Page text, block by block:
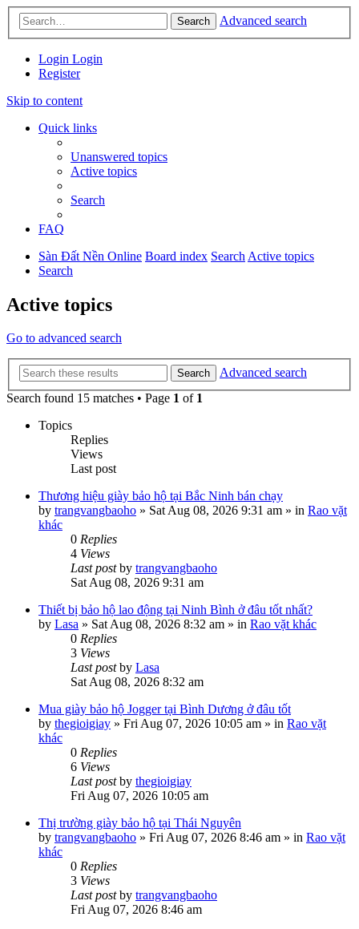
Search Advanced search
Login Login
Register
Skip to content
Quick links
Unanswered topics
Active topics
Search
FAQ
Sàn Đất Nền Online Board index Search Active topics
Search
Active topics
Go to advanced search
Search
Advanced search
Search found 15 matches • Page 1 of 1
Topics
Replies
Views
Last post
Thương hiệu giày bảo hộ tại Bắc Ninh bán chạy
by trangvangbaoho » Sat Aug 08, 2026 9:31 am » in Rao vặt
khác
0 Replies
4 Views
Last postby trangvangbaoho
Sat Aug 08, 2026 9:31 am
Thiết bị bảo hộ lao động tại Ninh Bình ở đâu tốt nhất?
by Lasa » Sat Aug 08, 2026 8:32 am » in Rao vặt khác
0 Replies
3 Views
Last postby Lasa
Sat Aug 08, 2026 8:32 am
Mua giày bảo hộ Jogger tại Bình Dương ở đâu tốt
by thegioigiay » Fri Aug 07, 2026 10:05 am » in Rao vặt
khác
0 Replies
6 Views
Last postby thegioigiay
Fri Aug 07, 2026 10:05 am
Thị trường giày bảo hộ tại Thái Nguyên
by trangvangbaoho » Fri Aug 07, 2026 8:46 am » in Rao vặt
khác
0 Replies
3 Views
Last postby trangvangbaoho
Fri Aug 07, 2026 8:46 am